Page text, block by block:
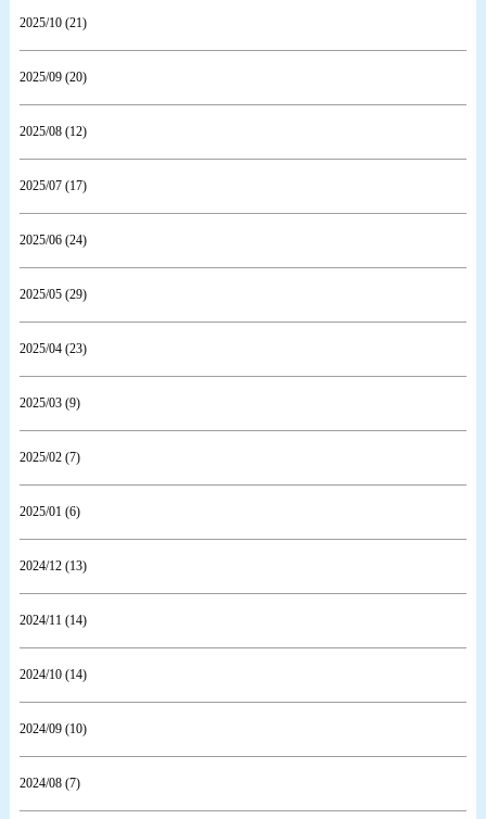
2025/10 (21)
2025/09 (20)
2025/08 (12)
2025/07 (17)
2025/06 (24)
2025/05 (29)
2025/04 (23)
2025/03 (9)
2025/02 (7)
2025/01 (6)
2024/12 (13)
2024/11 (14)
2024/10 (14)
2024/09 (10)
2024/08 (7)